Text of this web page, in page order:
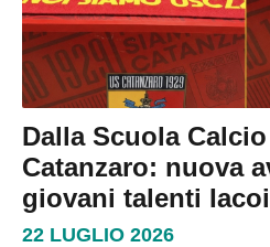
Dalla Scuola
Catanzaro: nuova
giovani talenti
22 LUGLIO 2026